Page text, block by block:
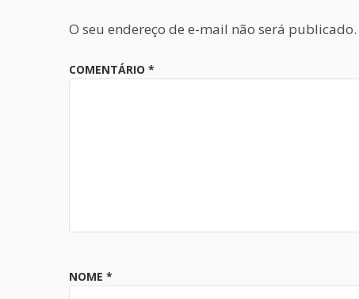
O seu endereço de e-mail não será publicado.
COMENTÁRIO *
NOME *